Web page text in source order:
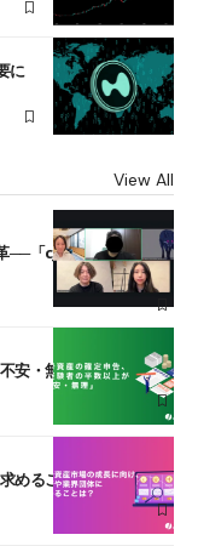
に
View All
──「cJPY」とAIの融合
安・無理」
めることは？